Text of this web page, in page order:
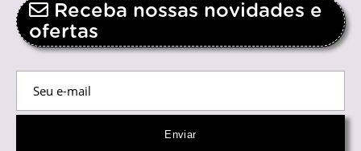
Receba nossas novidades e
ofertas